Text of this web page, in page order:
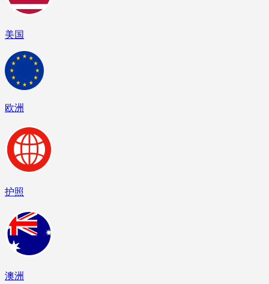
美国
欧洲
护照
澳洲